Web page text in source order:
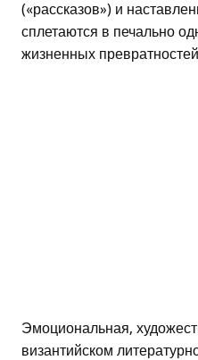
(«рассказов») и
сплетаются в печально
жизненных
Эмоциональная,
византийском